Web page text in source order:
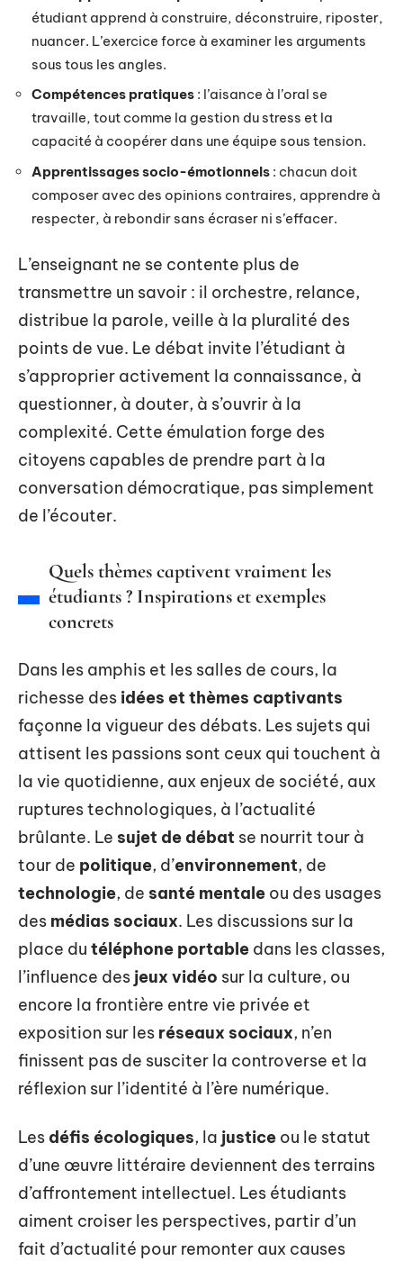
étudiant apprend à construire, déconstruire, riposter,
nuancer. L’exercice force à examiner les arguments
sous tous les angles.
Compétences pratiques : l’aisance à l’oral se
travaille, tout comme la gestion du stress et la
capacité à coopérer dans une équipe sous tension.
Apprentissages socio-émotionnels : chacun doit
composer avec des opinions contraires, apprendre à
respecter, à rebondir sans écraser ni s’effacer.
L’enseignant ne se contente plus de
transmettre un savoir : il orchestre, relance,
distribue la parole, veille à la pluralité des
points de vue. Le débat invite l’étudiant à
s’approprier activement la connaissance, à
questionner, à douter, à s’ouvrir à la
complexité. Cette émulation forge des
citoyens capables de prendre part à la
conversation démocratique, pas simplement
de l’écouter.
Quels thèmes captivent vraiment les
étudiants ? Inspirations et exemples
concrets
Dans les amphis et les salles de cours, la
richesse des idées et thèmes captivants
façonne la vigueur des débats. Les sujets qui
attisent les passions sont ceux qui touchent à
la vie quotidienne, aux enjeux de société, aux
ruptures technologiques, à l’actualité
brûlante. Le sujet de débat se nourrit tour à
tour de politique, d’environnement, de
technologie, de santé mentale ou des usages
des médias sociaux. Les discussions sur la
place du téléphone portable dans les classes,
l’influence des jeux vidéo sur la culture, ou
encore la frontière entre vie privée et
exposition sur les réseaux sociaux, n’en
finissent pas de susciter la controverse et la
réflexion sur l’identité à l’ère numérique.
Les défis écologiques, la justice ou le statut
d’une œuvre littéraire deviennent des terrains
d’affrontement intellectuel. Les étudiants
aiment croiser les perspectives, partir d’un
fait d’actualité pour remonter aux causes